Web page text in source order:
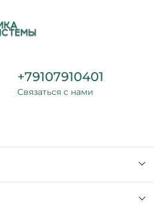
+79107910401
Связаться с нами